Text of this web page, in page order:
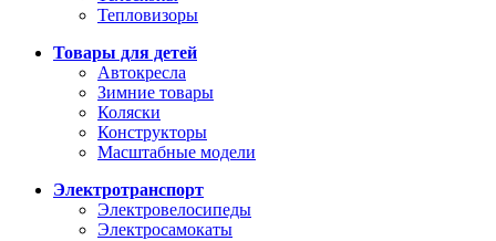
Тепловизоры
Товары для детей
Автокресла
Зимние товары
Коляски
Конструкторы
Масштабные модели
Электротранспорт
Электровелосипеды
Электросамокаты